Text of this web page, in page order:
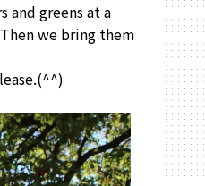
and greens at a
we bring them